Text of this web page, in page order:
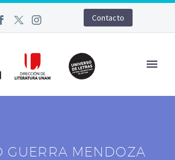
Contacto
GUERRA MENDOZA